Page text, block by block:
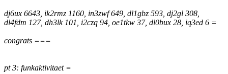
dj6ux 6643, ik2rmz 1160, in3zwf 649, dl1gbz 593, dj2gl 308,
dl4fdm 127, dh3lk 101, i2czq 94, oe1tkw 37, dl0bux 28, iq3ed 6 =
congrats ===
pt 3: funkaktivitaet =